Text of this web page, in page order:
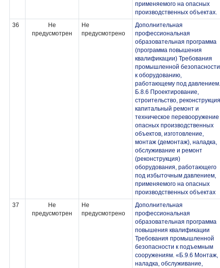
применяемого на опасных
производственных объектах.
36
Не
предусмотрен
Не
предусмотрено
Дополнительная
профессиональная
образовательная программа
(программа повышения
квалификации) Требования
промышленной безопасности
к оборудованию,
работающему под давлением.
Б.8.6 Проектирование,
строительство,
капитальный ремонт и
техническое перевооружение
опасных производственных
объектов, изготовление,
монтаж (демонтаж), наладка,
обслуживание и ремонт
(реконструкция)
оборудования, работающего
под избыточным давлением,
применяемого на опасных
производственных объектах
37
Не
предусмотрен
Не
предусмотрено
Дополнительная
профессиональная
образовательная программа
повышения квалификации
Требования промышленной
безопасности к подъемным
сооружениям. «Б.9.6 Монтаж,
наладка, обслуживание,